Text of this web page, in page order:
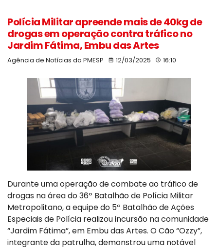
Polícia Militar apreende mais de 40kg de
drogas em operação contra tráfico no
Jardim Fátima, Embu das Artes
Agência de Notícias da PMESP 12/03/2025 16:10
Durante uma operação de combate ao tráfico de
drogas na área do 36º Batalhão de Polícia Militar
Metropolitano, a equipe do 5º Batalhão de Ações
Especiais de Polícia realizou incursão na comunidade
“Jardim Fátima”, em Embu das Artes. O Cão “Ozzy”,
integrante da patrulha, demonstrou uma notável